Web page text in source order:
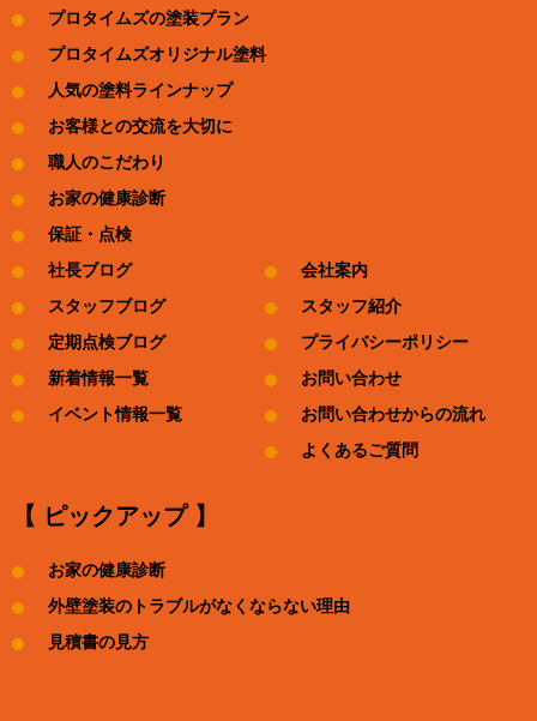
プロタイムズの塗装プラン
プロタイムズオリジナル塗料
人気の塗料ラインナップ
お客様との交流を大切に
職人のこだわり
お家の健康診断
保証・点検
社長ブログ
スタッフブログ
定期点検ブログ
新着情報一覧
イベント情報一覧
会社案内
スタッフ紹介
プライバシーポリシー
お問い合わせ
お問い合わせからの流れ
よくあるご質問
【 ピックアップ 】
お家の健康診断
外壁塗装のトラブルがなくならない理由
見積書の見方